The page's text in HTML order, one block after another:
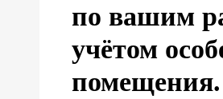
по вашим
учётом